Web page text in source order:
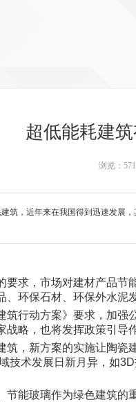
超低能耗建
浏览： 571
筑，近年来在我国得到迅速发展
求，市场对建材产品
环保石材、环保外水泥
动方案》要求，加强
略，也将发挥政策引导
新方案的实施让陶瓷
技术发展日新月异，如
玻璃作为绿色建筑的